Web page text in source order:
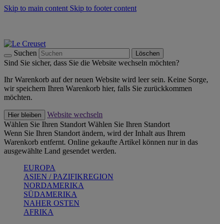
Skip to main content Skip to footer content
Suchen Löschen
Sind Sie sicher, dass Sie die Website wechseln möchten?
Ihr Warenkorb auf der neuen Website wird leer sein. Keine Sorge,
wir speichern Ihren Warenkorb hier, falls Sie zurückkommen
möchten.
Hier bleiben
Website wechseln
Wählen Sie Ihren Standort Wählen Sie Ihren Standort
Wenn Sie Ihren Standort ändern, wird der Inhalt aus Ihrem
Warenkorb entfernt. Online gekaufte Artikel können nur in das
ausgewählte Land gesendet werden.
EUROPA
ASIEN / PAZIFIKREGION
NORDAMERIKA
SÜDAMERIKA
NAHER OSTEN
AFRIKA